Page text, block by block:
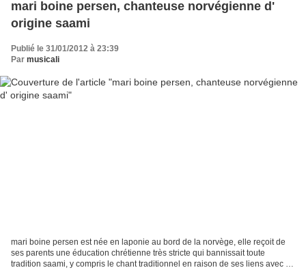
mari boine persen, chanteuse norvégienne d'
origine saami
Publié le 31/01/2012 à 23:39
Par musicali
mari boine persen est née en laponie au bord de la norvège, elle reçoit de
ses parents une éducation chrétienne très stricte qui bannissait toute
tradition saami, y compris le chant traditionnel en raison de ses liens avec le